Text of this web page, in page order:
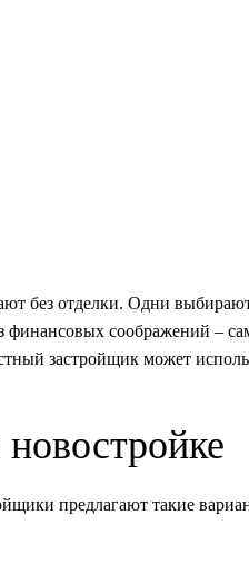
без отделки. Одни
соображений –
застройщик может
предлагают такие